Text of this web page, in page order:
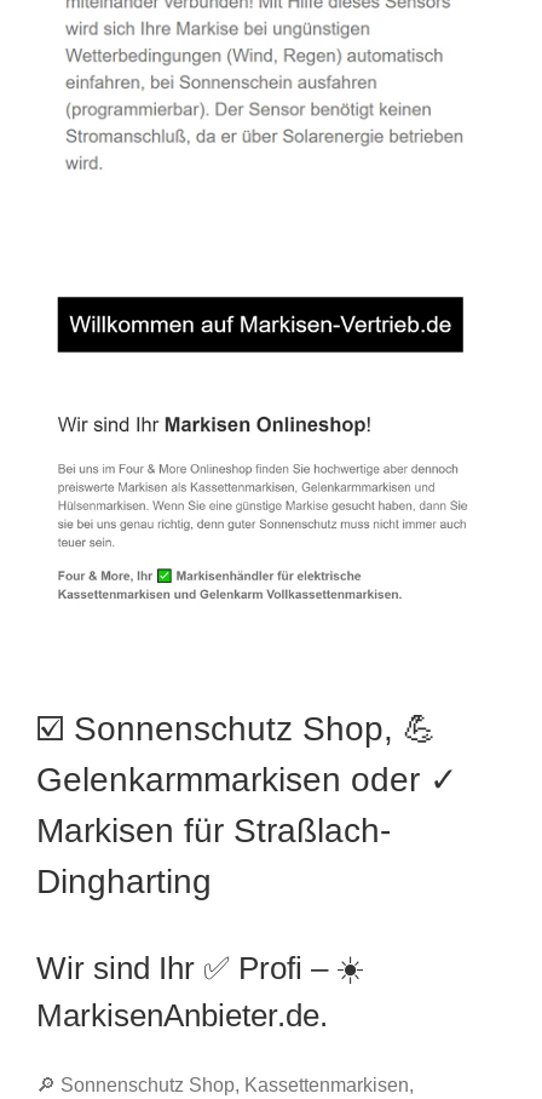
☑️ Sonnenschutz Shop, 💪
Gelenkarmmarkisen oder ✓
Markisen für Straßlach-
Dingharting
Wir sind Ihr ✅ Profi – ☀️
MarkisenAnbieter.de.
🔎 Sonnenschutz Shop, Kassettenmarkisen,